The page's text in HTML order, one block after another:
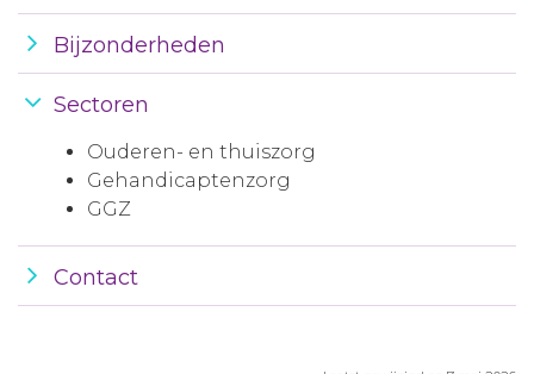
Bijzonderheden
Sectoren
Ouderen- en thuiszorg
Gehandicaptenzorg
GGZ
Contact